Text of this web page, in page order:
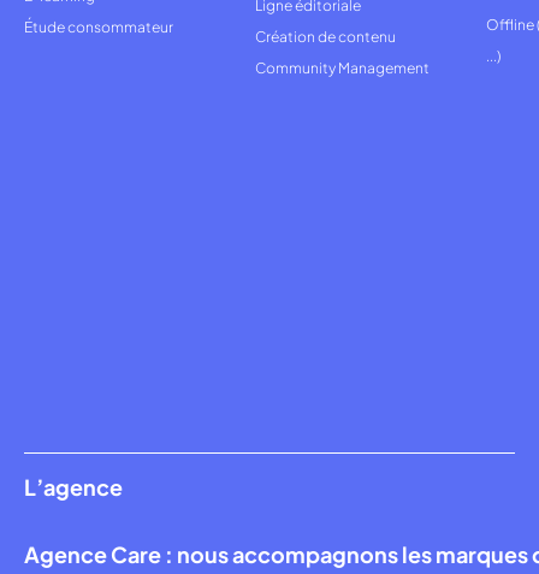
L’agence
Agence Care : nous accompagnons les
Étude consommateur
Ligne éditoriale
Création de contenu
Community Management
Offline
...)